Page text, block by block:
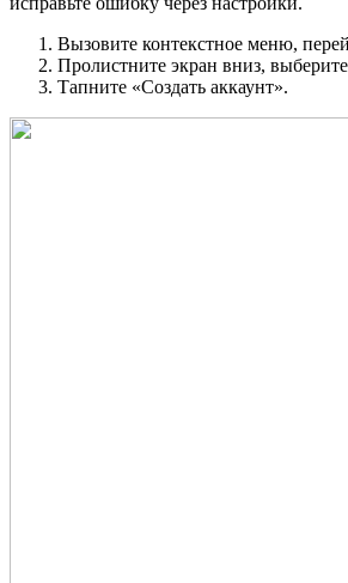
Вызовите контекстное меню,
Пролистните экран вниз,
Тапните «Создать аккаунт».